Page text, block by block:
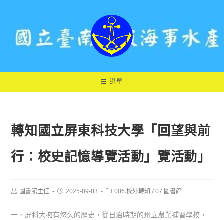
選單
轉知國立屏東科技大學「回望與前
行：校史記憶導覽活動」覽活動」
Post圖書館主任
Post2025-09-03
Post006.校外轉知 / 07.圖書館
一、屏科大擁有悠久的歷史，從日治時期的州立農業補習學校，